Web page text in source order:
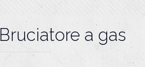
Bruciatore a gas